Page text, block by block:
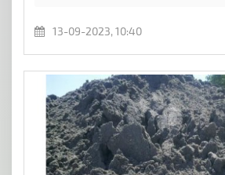
13-09-2023, 10:40